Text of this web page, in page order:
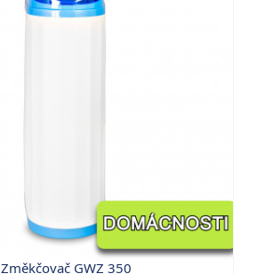
Změkčovač GWZ 350